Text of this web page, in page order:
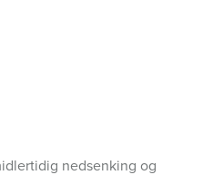
nedsenking og